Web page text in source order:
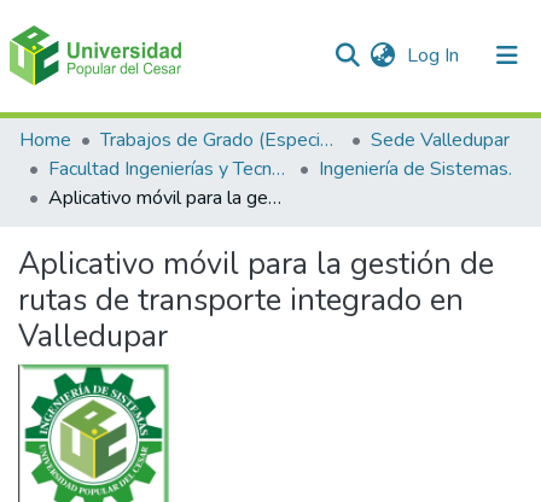
Log In (current)
Communities & Collections
All of DSpace
Home Trabajos de Grado (Especializaciones y Pregrados)
Sede Valledupar
Facultad Ingenierías y Tecnologías
Ingeniería de Sistemas.
Aplicativo móvil para la gestión de rutas de transporte integrado en Valledupar
Aplicativo móvil para la gestión de
rutas de transporte integrado en
Valledupar